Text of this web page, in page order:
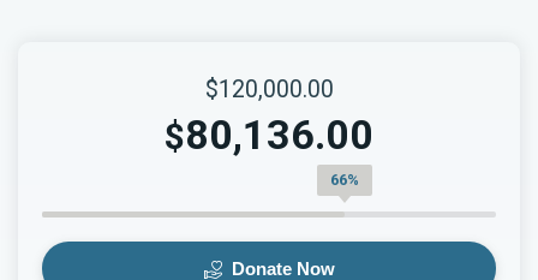
$120,000.00
$80,136.00
66%
Donate Now